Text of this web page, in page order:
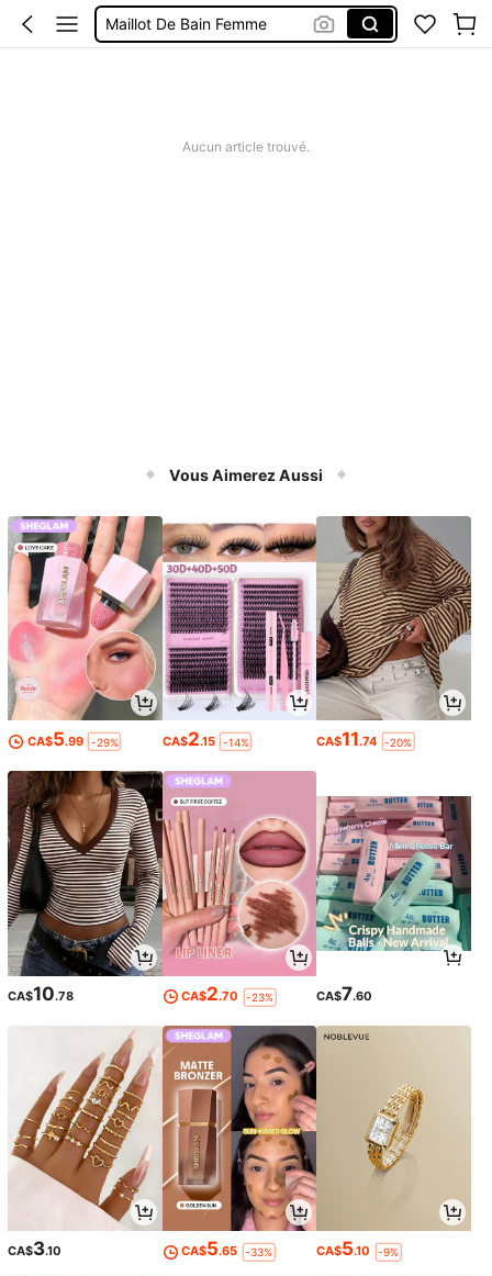
Maillot De Bain Femme
Aucun article trouvé.
Vous Aimerez Aussi
CA$5.99 -29% CA$2.15 -14% CA$11.74 -20%
CA$10.78 CA$2.70 -23% CA$7.60
CA$3.10 CA$5.65 -33% CA$5.10 -9%